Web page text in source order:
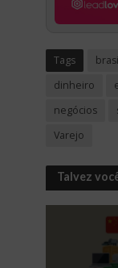
Tags
dinheiro
negócios
Varejo
Talvez